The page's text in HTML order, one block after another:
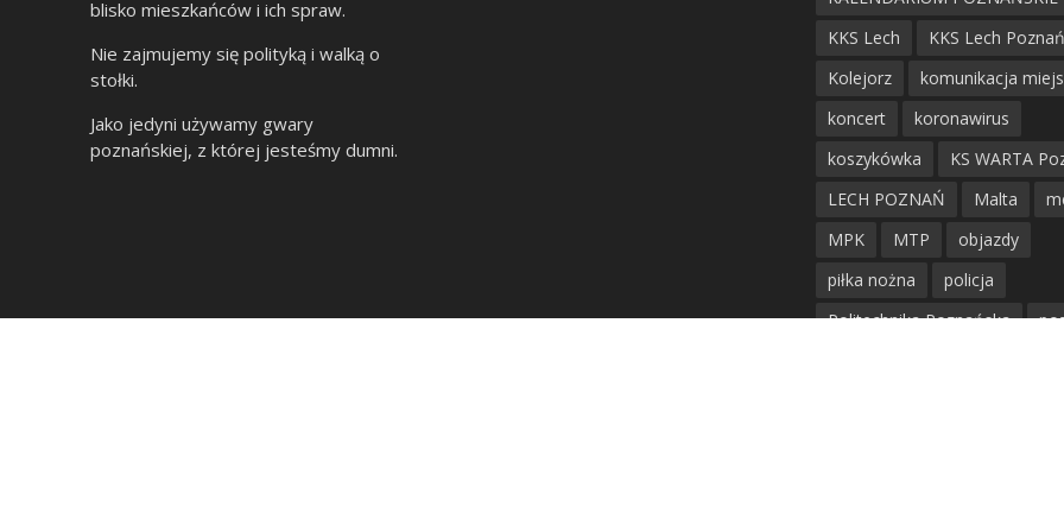
blisko mieszkańców i ich spraw.
Nie zajmujemy się polityką i walką o
stołki.
Jako jedyni używamy gwary
poznańskiej, z której jesteśmy dumni.
KKS Lech
KKS Lech Poznań
Kolejorz
komunikacja
koncert
koronawirus
koszykówka
KS WARTA
LECH POZNAŃ
Malta
MPK
MTP
objazdy
piłka nożna
policja
Politechnika Poznańska